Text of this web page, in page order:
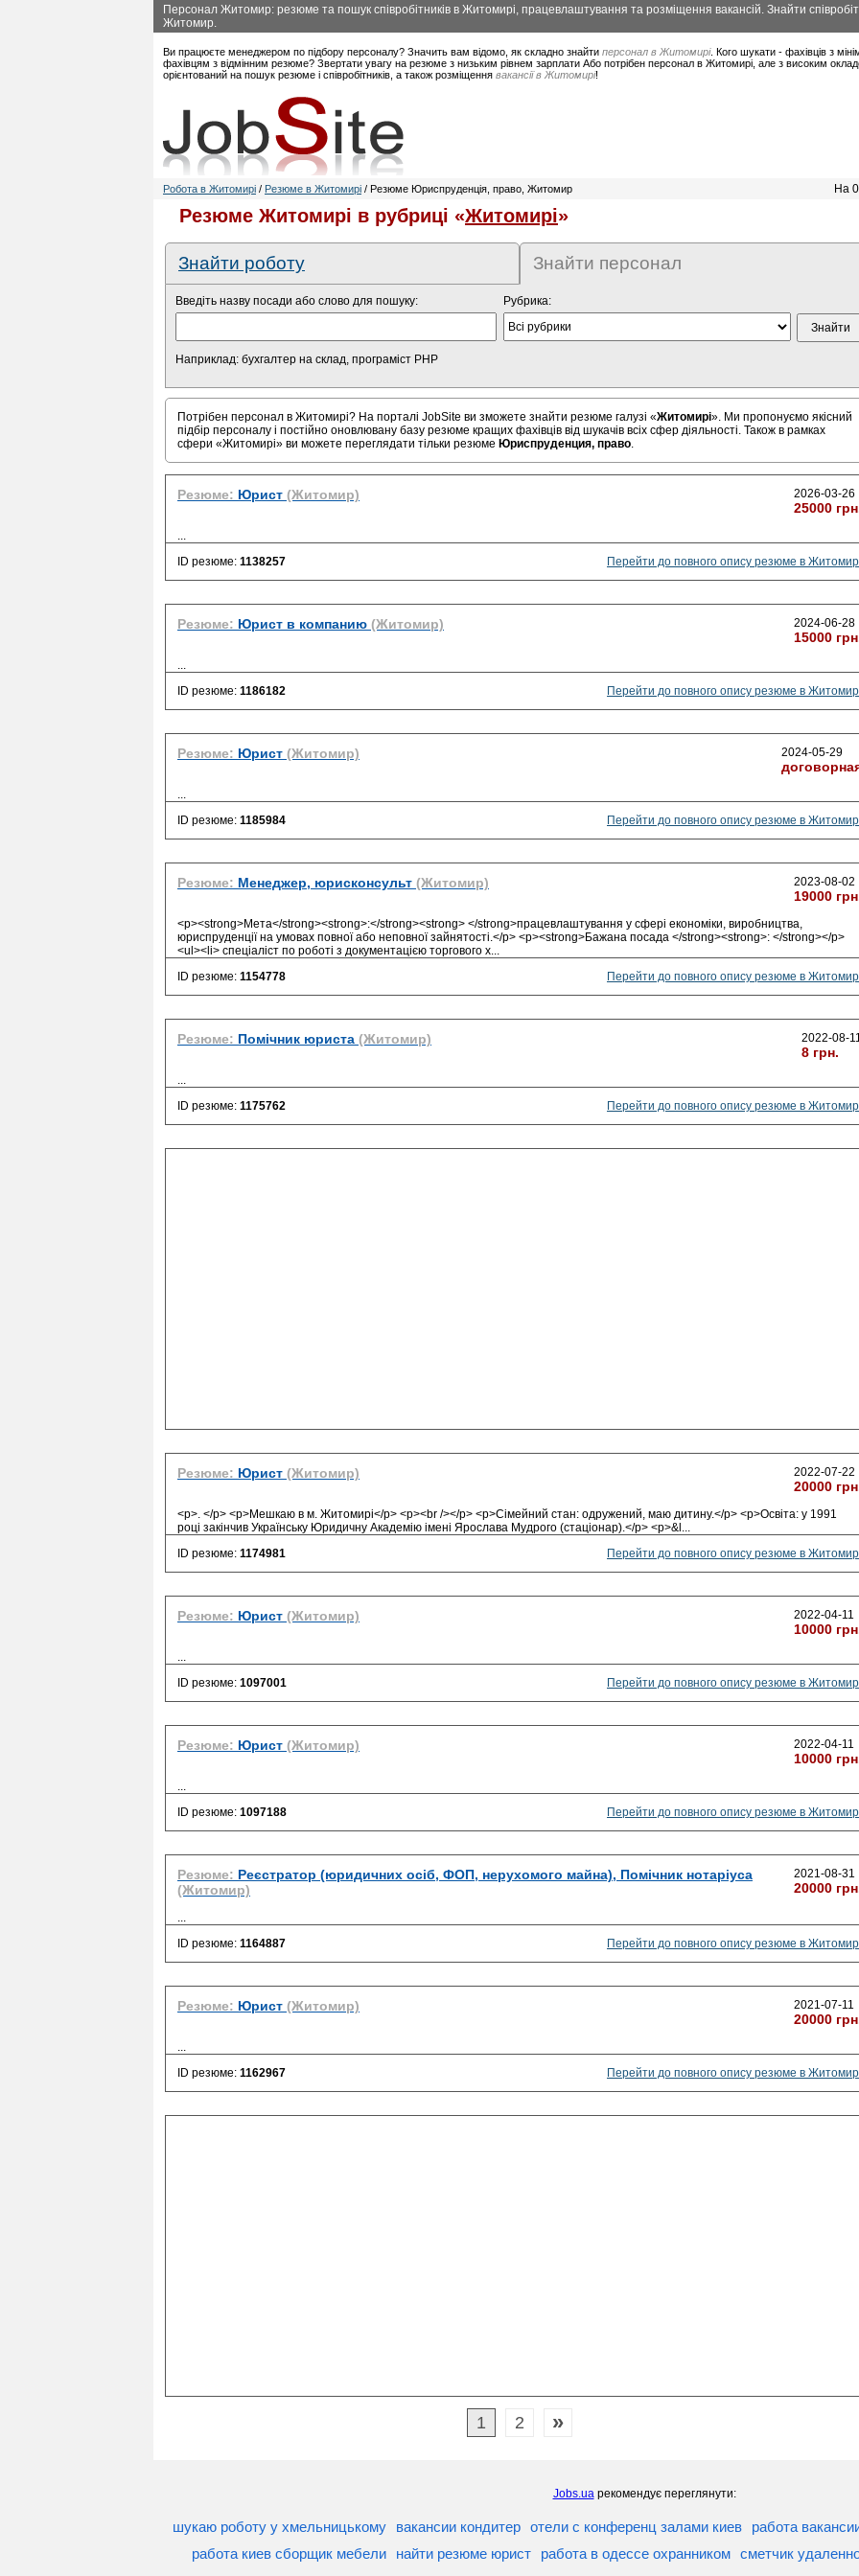
Персонал Житомир: резюме та пошук співробітників в Житомирі, працевлаштування та розміщення вакансій. Знайти
Житомир.
Ви працюєте менеджером по підбору персоналу? Значить вам відомо, як складно знайти персонал в Житомирі. Кого шукати - фахівців з
фахівцям з відмінним резюме? Звертати увагу на резюме з низьким рівнем зарплати Або потрібен персонал в Житомирі, але з високим
орієнтований на пошук резюме і співробітників, а також розміщення вакансії в Житомирі!
Робота в Житомирі / Резюме в Житомирі / Резюме Юриспруденція, право, Житомир На
Резюме Житомирі в рубриці «Житомирі»
Знайти роботу Знайти персонал
Введіть назву посади або слово для пошуку:
Наприклад: бухгалтер на склад, програміст PHP
Рубрика:
Потрібен персонал в Житомирі? На порталі JobSite ви зможете знайти резюме галузі «Житомирі». Ми пропонуємо якісний
підбір персоналу і постійно оновлювану базу резюме кращих фахівців від шукачів всіх сфер діяльності. Також в рамках
сфери «Житомирі» ви можете переглядати тільки резюме Юриспруденция, право.
Резюме: Юрист (Житомир) 2026-03-26
25000
...
ID резюме: 1138257 Перейти до повного опису резюме в
Резюме: Юрист в компанию (Житомир) 2024-06-28
15000
...
ID резюме: 1186182 Перейти до повного опису резюме в
Резюме: Юрист (Житомир) 2024-05-29
...
ID резюме: 1185984 Перейти до повного опису резюме в
Резюме: Менеджер, юрисконсульт (Житомир) 2023-08-02
19000
<p><strong>Мета</strong><strong>:</strong><strong> </strong>працевлаштування у сфері економіки, виробництва,
юриспруденції на умовах повної або неповної зайнятості.</p> <p><strong>Бажана посада </strong><strong>: </strong></p>
<ul><li> спеціаліст по роботі з документацією торгового х...
ID резюме: 1154778 Перейти до повного опису резюме в
Резюме: Помічник юриста (Житомир) 2022-08-
8 грн.
...
ID резюме: 1175762 Перейти до повного опису резюме в
Резюме: Юрист (Житомир) 2022-07-22
20000
<p>. </p> <p>Мешкаю в м. Житомирі</p> <p><br /></p> <p>Сімейний стан: одружений, маю дитину.</p> <p>Освіта: у 1991
році закінчив Українську Юридичну Академію імені Ярослава Мудрого (стаціонар).</p> <p>&l ...
ID резюме: 1174981 Перейти до повного опису резюме в
Резюме: Юрист (Житомир) 2022-04-11
10000
...
ID резюме: 1097001 Перейти до повного опису резюме в
Резюме: Юрист (Житомир) 2022-04-11
10000
...
ID резюме: 1097188 Перейти до повного опису резюме в
Резюме: Реєстратор (юридичних осіб, ФОП, нерухомого майна), Помічник нотаріуса
(Житомир)
2021-08-31
20000
...
ID резюме: 1164887 Перейти до повного опису резюме в
Резюме: Юрист (Житомир) 2021-07-11
20000
...
ID резюме: 1162967 Перейти до повного опису резюме в
1 2 »
Jobs.uaрекомендує переглянути:
шукаю роботу у хмельницькому вакансии кондитер отели с конференц залами киев
работа
работа киев сборщик мебели
найти резюме юрист работа в одессе охранником сметчик